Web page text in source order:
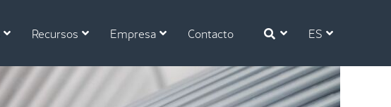
Recursos Empresa Contacto ES